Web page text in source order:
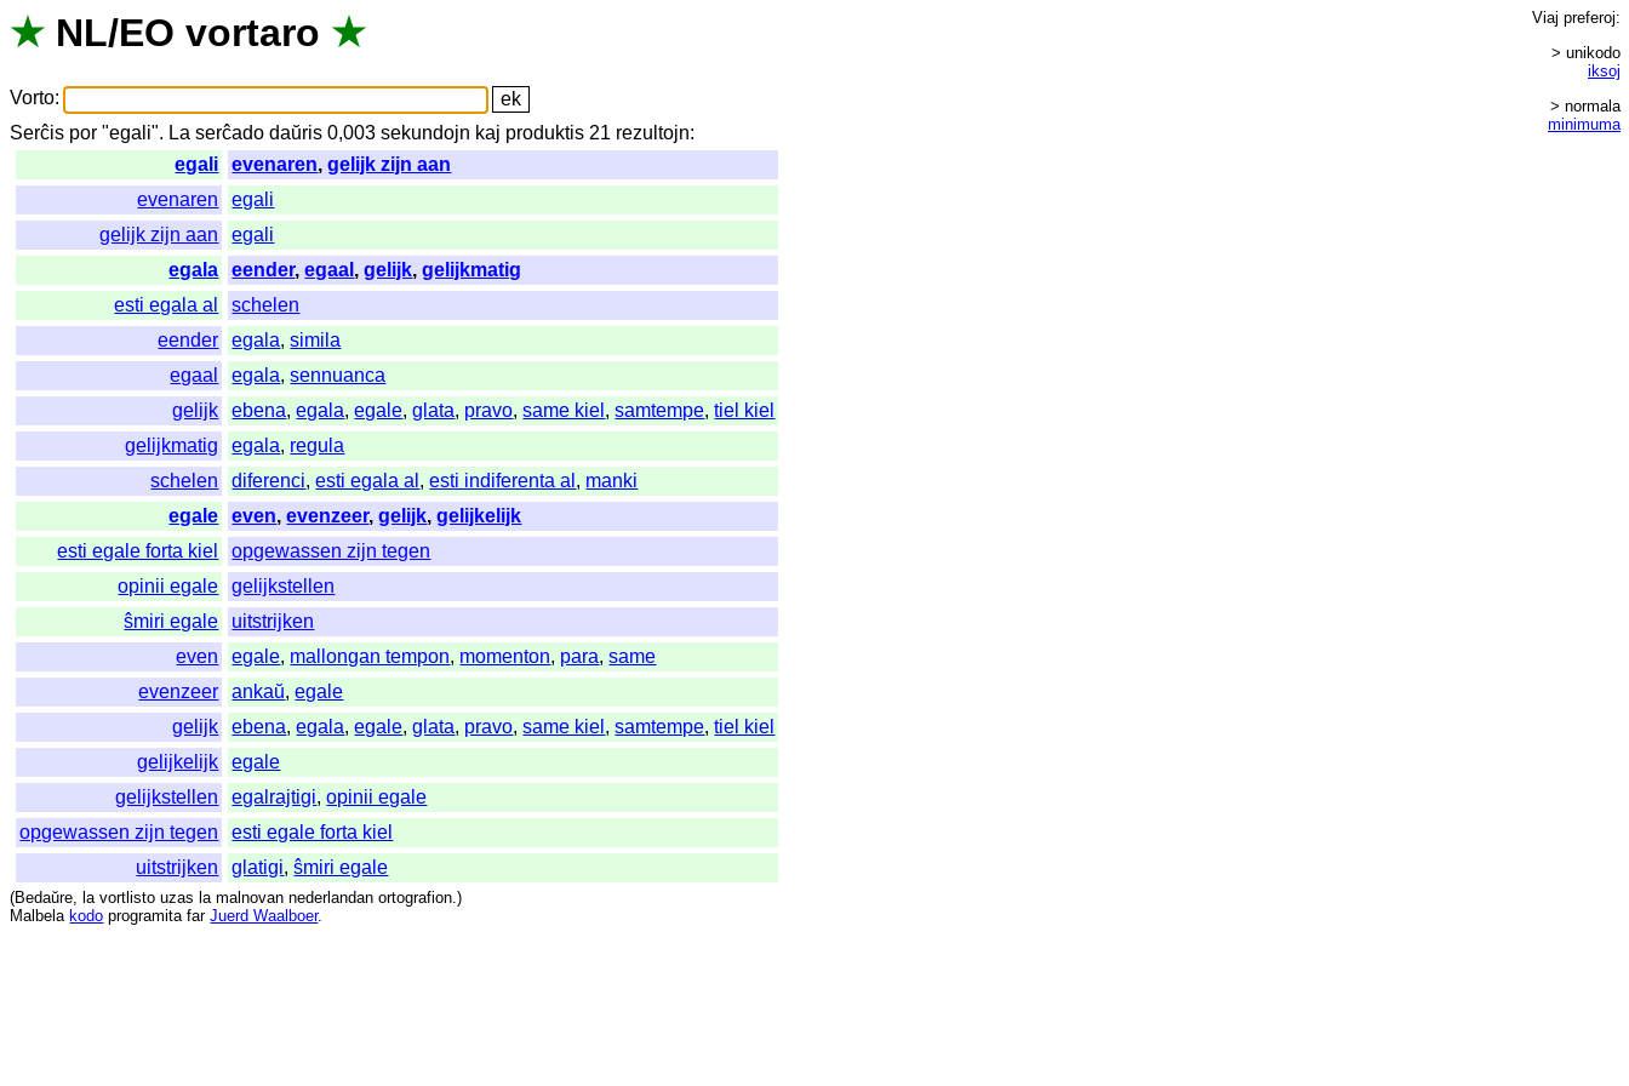
★ NL/EO vortaro ★
Vorto:
Serĉis por "egali". La serĉado daŭris 0,003sekundojn kaj produktis 21 rezultojn:
egali
evenaren,gelijk zijn aan
evenaren
egali
gelijk zijn aan
egali
egala
eender,egaal ,gelijk,gelijkmatig
esti egala al
schelen
eender
egala,simila
egaal
egala,sennuanca
gelijk
ebena,egala,egale,glata, pravo,same kiel ,samtempe,tiel kiel
gelijkmatig
egala, regula
schelen
diferenci,esti egala al ,esti indiferenta al , manki
egale
even,evenzeer,gelijk,gelijkelijk
esti egale forta kiel
opgewassen zijn tegen
opinii egale
gelijkstellen
ŝmiri egale
uitstrijken
even
egale, mallongan tempon, momenton, para,same
evenzeer
ankaŭ,egale
gelijk
ebena,egala,egale,glata, pravo,same kiel ,samtempe,tiel kiel
gelijkelijk
egale
gelijkstellen
egalrajtigi,opinii egale
opgewassen zijn tegen
esti egale forta kiel
uitstrijken
glatigi,ŝmiri egale
Viaj preferoj:
> unikodo
iksoj
> normala
minimuma
(Bedaŭre, la vortlisto uzas la malnovan nederlandan ortografion.)
Malbela kodo programita far Juerd Waalboer.